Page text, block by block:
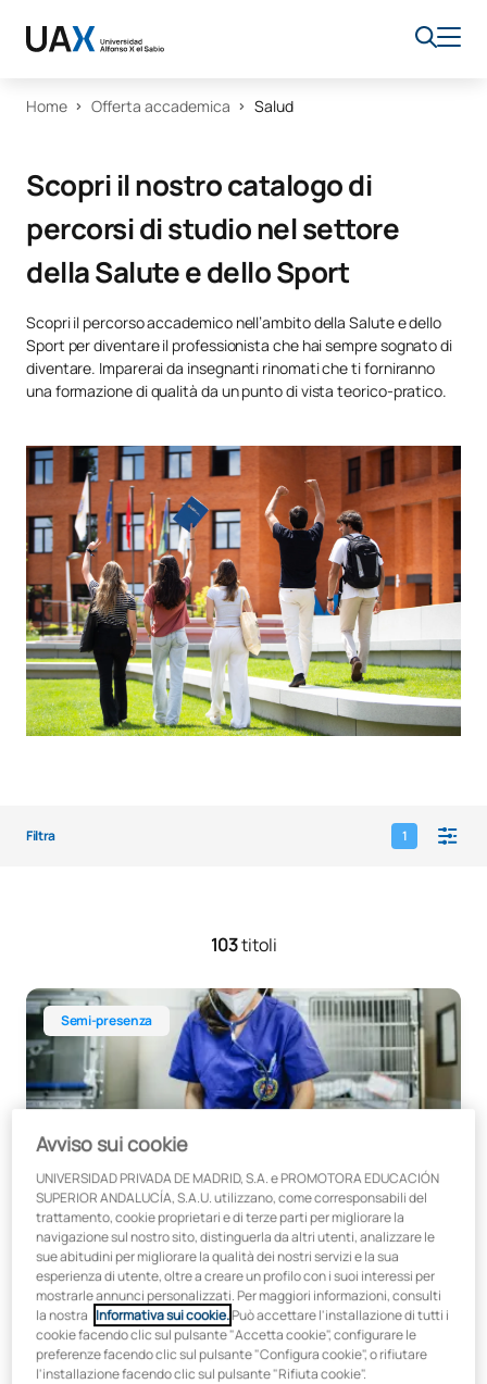
Home Offerta accademica Salud
Scopri il nostro catalogo di
percorsi di studio nel settore
della Salute e dello Sport
Scopri il percorso accademico nell’ambito della Salute e dello
Sport per diventare il professionista che hai sempre sognato di
diventare. Imparerai da insegnanti rinomati che ti forniranno
una formazione di qualità da un punto di vista teorico-pratico.
Filtra 1
103titoli
Semi-presenza
Diploma di esperto in emergenze per piccoli
animali
In collaborazione con:
Inizio: Durata:
Diploma di esperto in medicina d'urgenza per piccoli
Avviso sui cookie
UNIVERSIDAD PRIVADA DE MADRID, S.A. e PROMOTORA EDUCACIÓN
SUPERIOR ANDALUCÍA, S.A.U. utilizzano, come corresponsabili del
trattamento, cookie proprietari e di terze parti per migliorare la
navigazione sul nostro sito, distinguerla da altri utenti, analizzare le
sue abitudini per migliorare la qualità dei nostri servizi e la sua
esperienza di utente, oltre a creare un profilo con i suoi interessi per
mostrarle annunci personalizzati. Per maggiori informazioni, consulti
la nostra Informativa sui cookie.Può accettare l'installazione di tutti i
cookie facendo clic sul pulsante "Accetta cookie", configurare le
preferenze facendo clic sul pulsante "Configura cookie", o rifiutare
l'installazione facendo clic sul pulsante "Rifiuta cookie".